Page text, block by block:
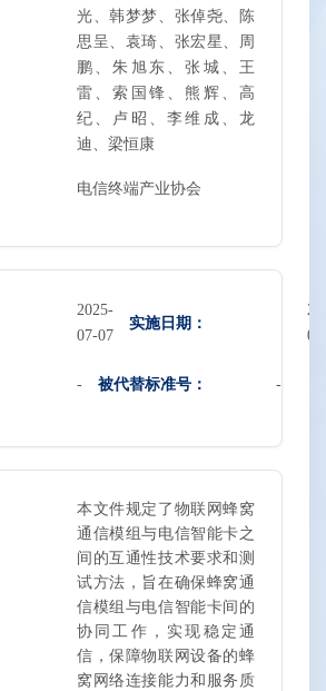
光、韩梦梦、张倬尧、陈
思呈、袁琦、张宏星、周
鹏、朱旭东、张城、王
雷、索国锋、熊辉、高
纪、卢昭、李维成、龙
迪、梁恒康
电信终端产业协会
2025-
07-07
实施日期：
- 被代替标准号： -
本文件规定了物联网蜂窝
通信模组与电信智能卡之
间的互通性技术要求和测
试方法，旨在确保蜂窝通
信模组与电信智能卡间的
协同工作，实现稳定通
信，保障物联网设备的蜂
窝网络连接能力和服务质